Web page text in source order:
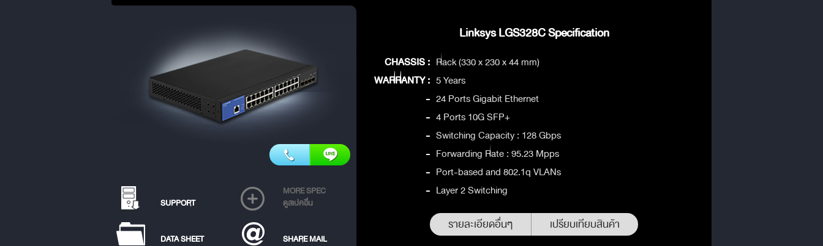
SUPPORT
MORE SPEC
ดูสเปคอื่น
DATA SHEET SHARE MAIL
Linksys LGS328C Specification
CHASSIS : Rack (330 x 230 x 44 mm)
WARRANTY : 5 Years
- 24 Ports Gigabit Ethernet
- 4 Ports 10G SFP+
- Switching Capacity : 128 Gbps
- Forwarding Rate : 95.23 Mpps
- Port-based and 802.1q VLANs
- Layer 2 Switching
รายละเอียดอื่นๆ เปรียบเทียบสินค้า